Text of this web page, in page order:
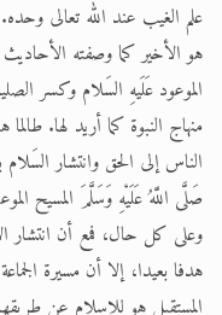
علم الغيب عند الله تعالى
هو الأخير كما وصفته
الموعود عَلَيهِ السَلام وكسر
منهاج النبوة كما أريد لها.
الناس إلى الحق وانتشار
صَلَّى اللَّهُ عَلَيْهِ وَسَلَّمَ المسيح
وعلى كل حال، فمع أن انتشار
هدفا بعيدا، إلا أن مسيرة
المستقبل هو للإسلام عن